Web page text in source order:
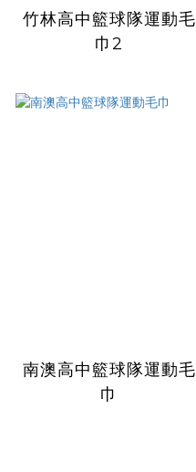
竹林高中籃球隊運動毛
巾2
南澳高中籃球隊運動毛
巾